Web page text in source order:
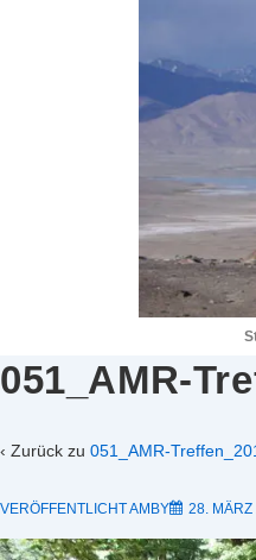
051_AMR-
‹ Zurück zu 051_AMR-
VERÖFFENTLICHT AMBY 28. MÄRZ